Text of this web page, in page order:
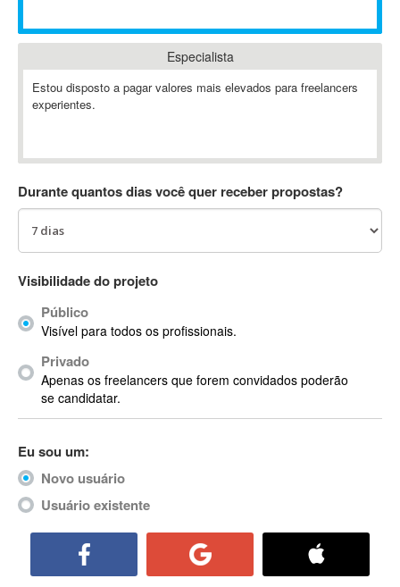
Ableton Push
Abstract
Abstract Window Toolkit (AWT)
Absynth
AC3
AccountMate
ACDSee
ACID Pro
ACPI
Acrobat X
ACT
Actian
Actimize
ActionScript 3
Active Directory
ActiveCollab
ActiveX
ActiveX Data Objects (ADO)
Ada
Especialista
Estou disposto a pagar valores mais elevados para freelancers
experientes.
Durante quantos dias você quer receber propostas?
Visibilidade do projeto
Público
Visível para todos os profissionais.
Privado
Apenas os freelancers que forem convidados poderão
se candidatar.
Eu sou um:
Novo usuário
Usuário existente